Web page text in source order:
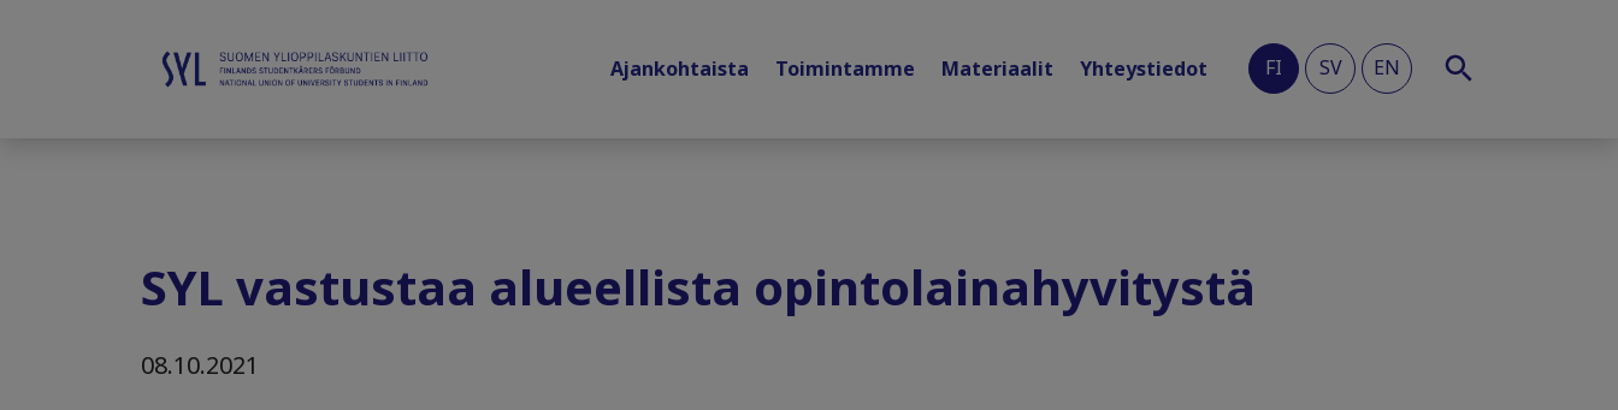
Ajankohtaista Toimintamme Materiaalit Yhteystiedot FI SV EN
SYL vastustaa alueellista opintolainahyvitystä
08.10.2021